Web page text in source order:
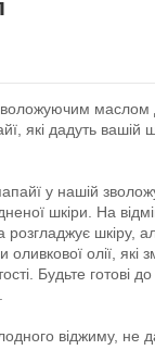
маслом
які дадуть вашій
у нашій
шкіри. На
розгладжує шкіру,
оливкової олії,
Будьте готові
віджиму, не